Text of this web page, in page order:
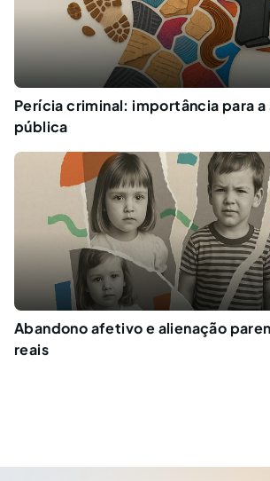
Perícia criminal: importância para a
pública
Abandono afetivo e alienação
reais